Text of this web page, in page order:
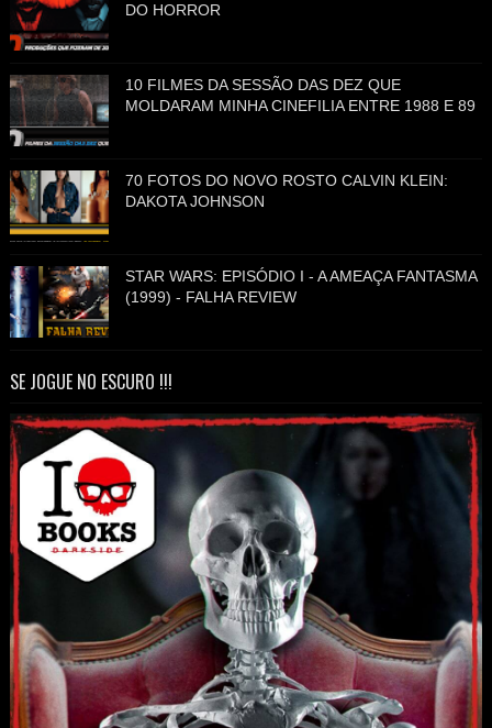
DO HORROR
10 FILMES DA SESSÃO DAS DEZ QUE
MOLDARAM MINHA CINEFILIA ENTRE 1988 E 89
70 FOTOS DO NOVO ROSTO CALVIN KLEIN:
DAKOTA JOHNSON
STAR WARS: EPISÓDIO I - A AMEAÇA FANTASMA
(1999) - FALHA REVIEW
SE JOGUE NO ESCURO !!!